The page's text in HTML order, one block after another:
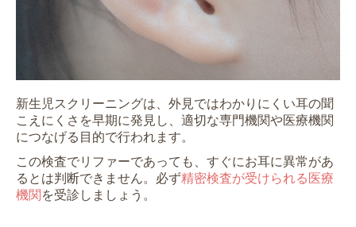
新生児スクリーニングは、外見ではわかりにくい耳の聞
こえにくさを早期に発見し、適切な専門機関や医療機関
につなげる目的で行われます。
この検査でリファーであっても、すぐにお耳に異常があ
るとは判断できません。必ず精密検査が受けられる医療
機関 を受診しましょう。